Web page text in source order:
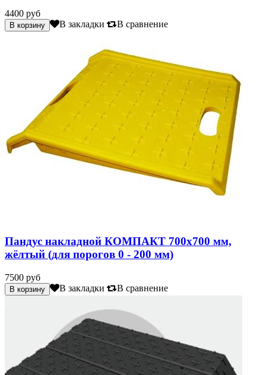
4400 руб
В закладки В сравнение
Пандус накладной КОМПАКТ 700х700 мм,
жёлтый (для порогов 0 - 200 мм)
7500 руб
В закладки В сравнение